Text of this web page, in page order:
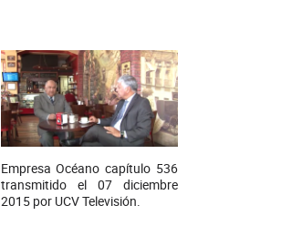
Empresa Océano capítulo 536
transmitido el 07 diciembre
2015 por UCV Televisión.